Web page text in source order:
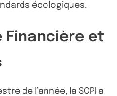
écologiques.
Financière et
de l’année, la SCPI a